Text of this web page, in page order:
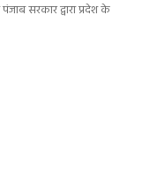
सरकार द्वारा प्रदेश के